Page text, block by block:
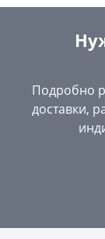
Подробно
доставки,